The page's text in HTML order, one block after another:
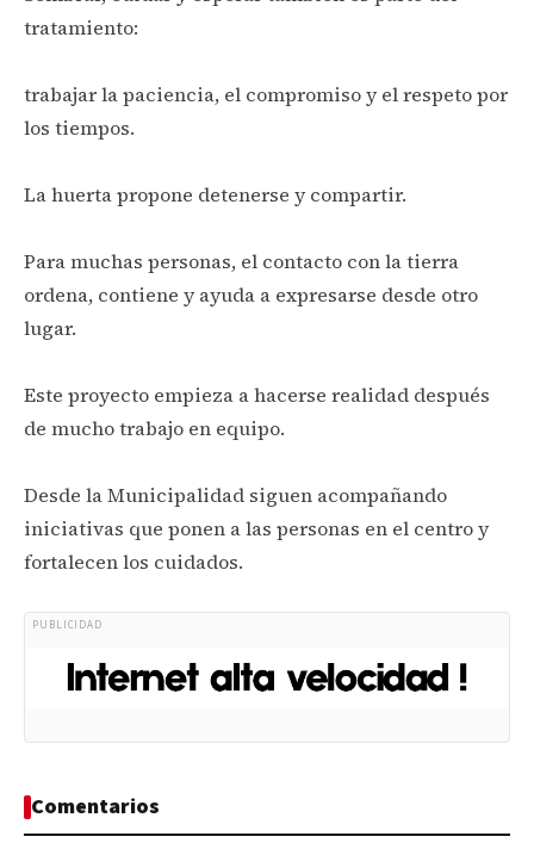
tratamiento:
trabajar la paciencia, el compromiso y el respeto por
los tiempos.
La huerta propone detenerse y compartir.
Para muchas personas, el contacto con la tierra
ordena, contiene y ayuda a expresarse desde otro
lugar.
Este proyecto empieza a hacerse realidad después
de mucho trabajo en equipo.
Desde la Municipalidad siguen acompañando
iniciativas que ponen a las personas en el centro y
fortalecen los cuidados.
PUBLICIDAD
Comentarios